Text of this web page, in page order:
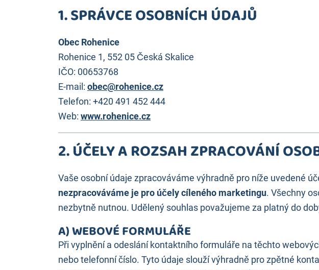
1. SPRÁVCE OSOBNÍCH ÚDAJŮ
Obec Rohenice
Rohenice 1, 552 05 Česká Skalice
IČO: 00653768
E-mail: obec@rohenice.cz
Telefon: +420 491 452 444
Web: www.rohenice.cz
2. ÚČELY A ROZSAH ZPRACOVÁNÍ
Vaše osobní údaje zpracováváme výhradně pro níže uvedené
nezpracováváme je pro účely cíleného marketingu. Všechny
nezbytně nutnou. Udělený souhlas považujeme za platný do
A) WEBOVÉ FORMULÁŘE
Při vyplnění a odeslání kontaktního formuláře na těchto
nebo telefonní číslo. Tyto údaje slouží výhradně pro zpětné